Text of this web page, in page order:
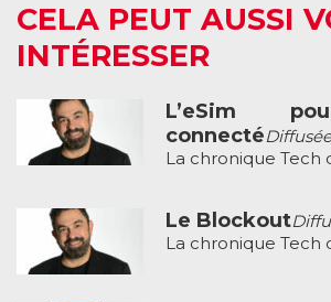
CELA PEUT AUSSI
INTÉRESSER
L’eSim
connecté
La chronique Tech
Le Blockout
La chronique Tech